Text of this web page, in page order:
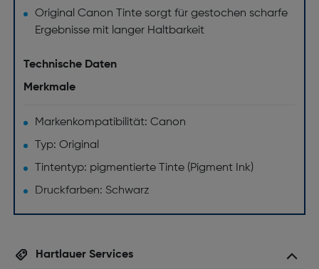
Original Canon Tinte sorgt für gestochen scharfe
Ergebnisse mit langer Haltbarkeit
Technische Daten
Merkmale
Markenkompatibilität: Canon
Typ: Original
Tintentyp: pigmentierte Tinte (Pigment Ink)
Druckfarben: Schwarz
Hartlauer Services